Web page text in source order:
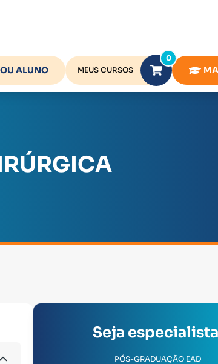
ALUNO MEUS CURSOS
0
Seja
PÓS-GRADUAÇÃO EAD